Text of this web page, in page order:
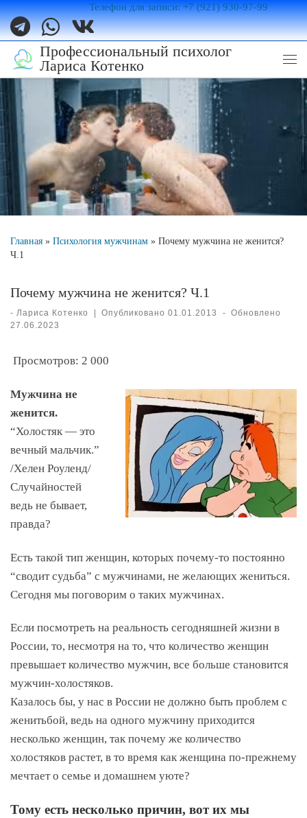
Перейти к содержимому
Телефон для записи: +7 (921) 930-97-99
Профессиональный психолог
Лариса Котенко
Главная » Психология мужчинам » Почему мужчина не женится?
Ч.1
Почему мужчина не женится? Ч.1
- Лариса Котенко Опубликовано01.01.2013 - Обновлено
27.06.2023
Просмотров: 2 000
Мужчина не
женится.
“Холостяк — это
вечный мальчик.”
/Хелен Роуленд/
Случайностей
ведь не бывает,
правда?
Есть такой тип женщин, которых почему-то постоянно
“сводит судьба” с мужчинами, не желающих жениться.
Сегодня мы поговорим о таких мужчинах.
Если посмотреть на реальность сегодняшней жизни в
России, то, несмотря на то, что количество женщин
превышает количество мужчин, все больше становится
мужчин-холостяков.
Казалось бы, у нас в России не должно быть проблем с
женитьбой, ведь на одного мужчину приходится
несколько женщин, так почему же количество
холостяков растет, в то время как женщина по-прежнему
мечтает о семье и домашнем уюте?
Тому есть несколько причин, вот их мы